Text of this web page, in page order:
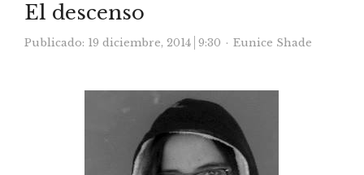
El descenso
Publicado: 19 diciembre, 2014 9:30 Autor
Eunice Shade